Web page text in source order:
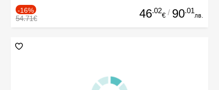
-16%
54.71€ 46.02
€ / 90.01
лв.